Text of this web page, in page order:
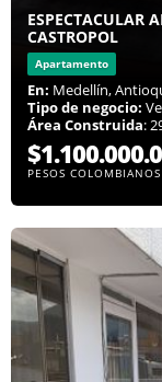
ESPECTACULAR
CASTROPOL
Apartamento
En: Medellín,
Tipo de negocio:
Área Construida:
PESOS COLOMBIANOS